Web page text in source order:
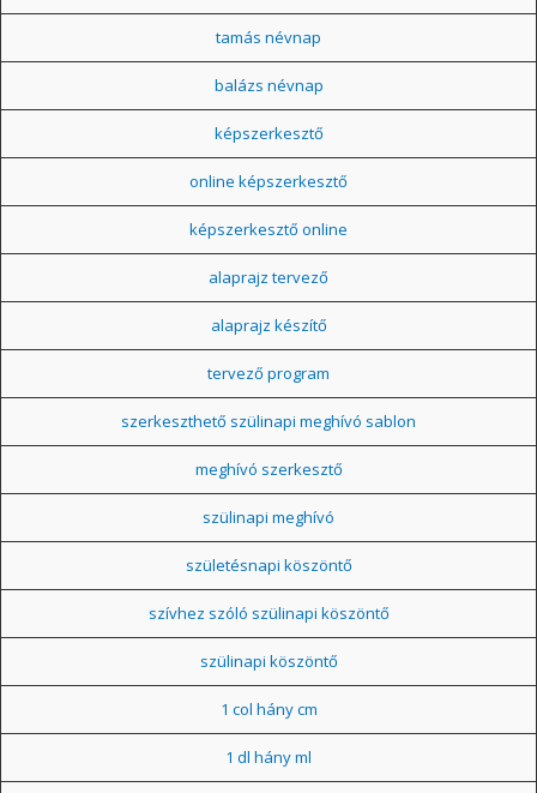
tamás névnap
balázs névnap
képszerkesztő
online képszerkesztő
képszerkesztő online
alaprajz tervező
alaprajz készítő
tervező program
szerkeszthető szülinapi meghívó sablon
meghívó szerkesztő
szülinapi meghívó
születésnapi köszöntő
szívhez szóló szülinapi köszöntő
szülinapi köszöntő
1 col hány cm
1 dl hány ml